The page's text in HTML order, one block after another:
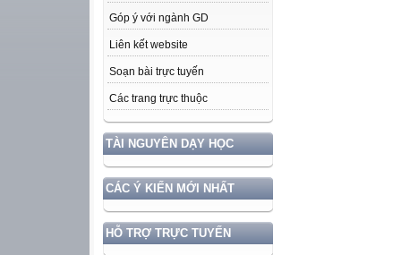
Góp ý với ngành GD
Liên kết website
Soạn bài trực tuyến
Các trang trực thuộc
TÀI NGUYÊN DẠY HỌC
CÁC Ý KIẾN MỚI NHẤT
HỖ TRỢ TRỰC TUYẾN